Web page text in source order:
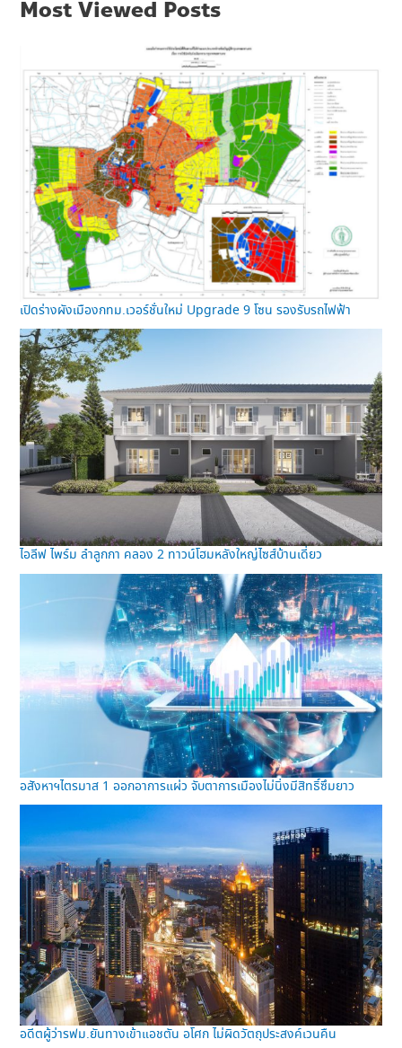
Most Viewed Posts
เปิดร่างผังเมืองกทม.เวอร์ชั่นใหม่ Upgrade 9 โซน รองรับรถไฟฟ้า
ไอลีฟ ไพร์ม ลำลูกกา คลอง 2 ทาวน์โฮมหลังใหญ่ไซส์บ้านเดี่ยว
อสังหาฯไตรมาส 1 ออกอาการแผ่ว จับตาการเมืองไม่นิ่งมีสิทธิ์ซึมยาว
อดีตผู้ว่ารฟม.ยันทางเข้าแอชตัน อโศก ไม่ผิดวัตถุประสงค์เวนคืน